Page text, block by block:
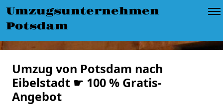
Umzugsunternehmen
Potsdam
Umzug von Potsdam nach
Eibelstadt ☛ 100 % Gratis-
Angebot